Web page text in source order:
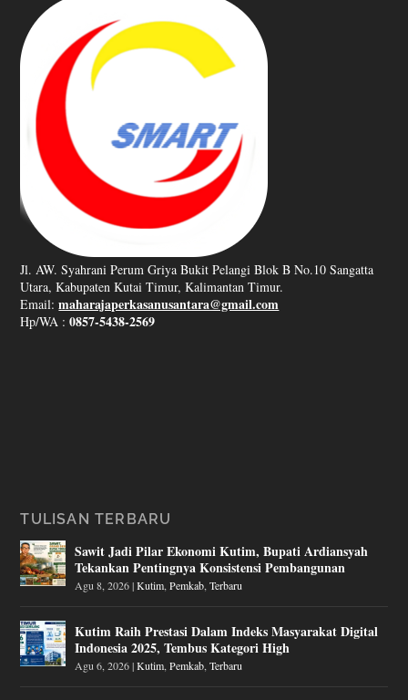
Jl. AW. Syahrani Perum Griya Bukit Pelangi Blok B No.10 Sangatta
Utara, Kabupaten Kutai Timur, Kalimantan Timur.
Email:maharajaperkasanusantara@gmail.com
Hp/WA :0857-5438-2569
TULISAN TERBARU
Sawit Jadi Pilar Ekonomi Kutim, Bupati Ardiansyah
Tekankan Pentingnya Konsistensi Pembangunan
Agu 8, 2026|Kutim ,Pemkab ,Terbaru
Kutim Raih Prestasi Dalam Indeks Masyarakat Digital
Indonesia 2025, Tembus Kategori High
Agu 6, 2026|Kutim ,Pemkab ,Terbaru